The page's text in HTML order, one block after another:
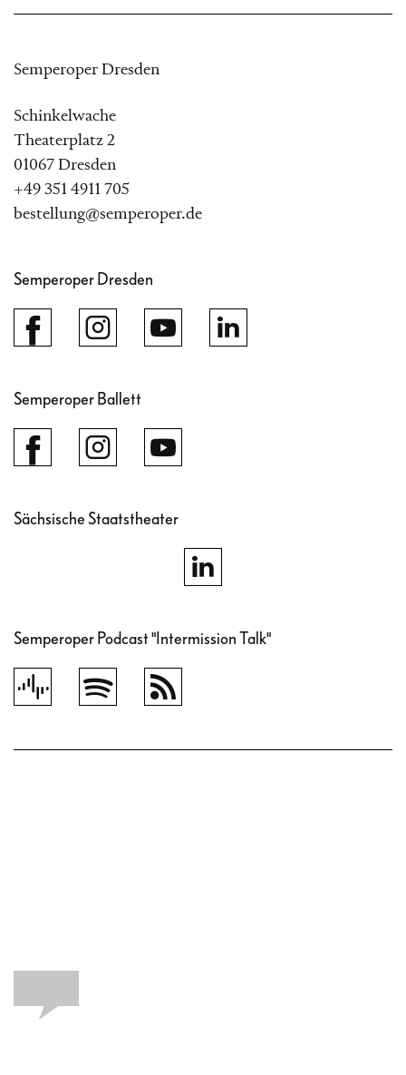
Semperoper Dresden
Schinkelwache
Theaterplatz 2
01067 Dresden
+49 351 4911 705
bestellung@semperoper.de
Semperoper Dresden
Semperoper Ballett
Sächsische Staatstheater
Semperoper Podcast "Intermission Talk"